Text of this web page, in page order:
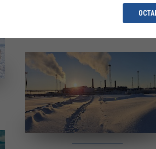
С заботой к экологии Крайнего